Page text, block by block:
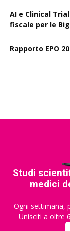
AI e Clinical
fiscale per le
Rapporto EPO
Studi
medici
Ogni settimana,
Unisciti a oltre